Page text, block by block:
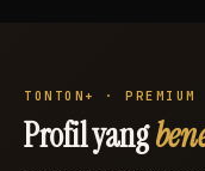
×
TONTON+ · PREMIUM
Profil yang